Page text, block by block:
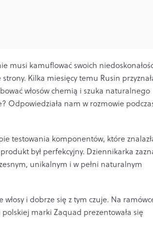
musi kamuflować swoich
Kilka miesięcy temu Rusin
włosów chemią i szuka naturalnego
Odpowiedziała nam w rozmowie
testowania komponentów, które
był perfekcyjny. Dziennikarka
unikalnym i w pełni naturalnym
i dobrze się z tym czuje. Na
marki Zaquad prezentowała się